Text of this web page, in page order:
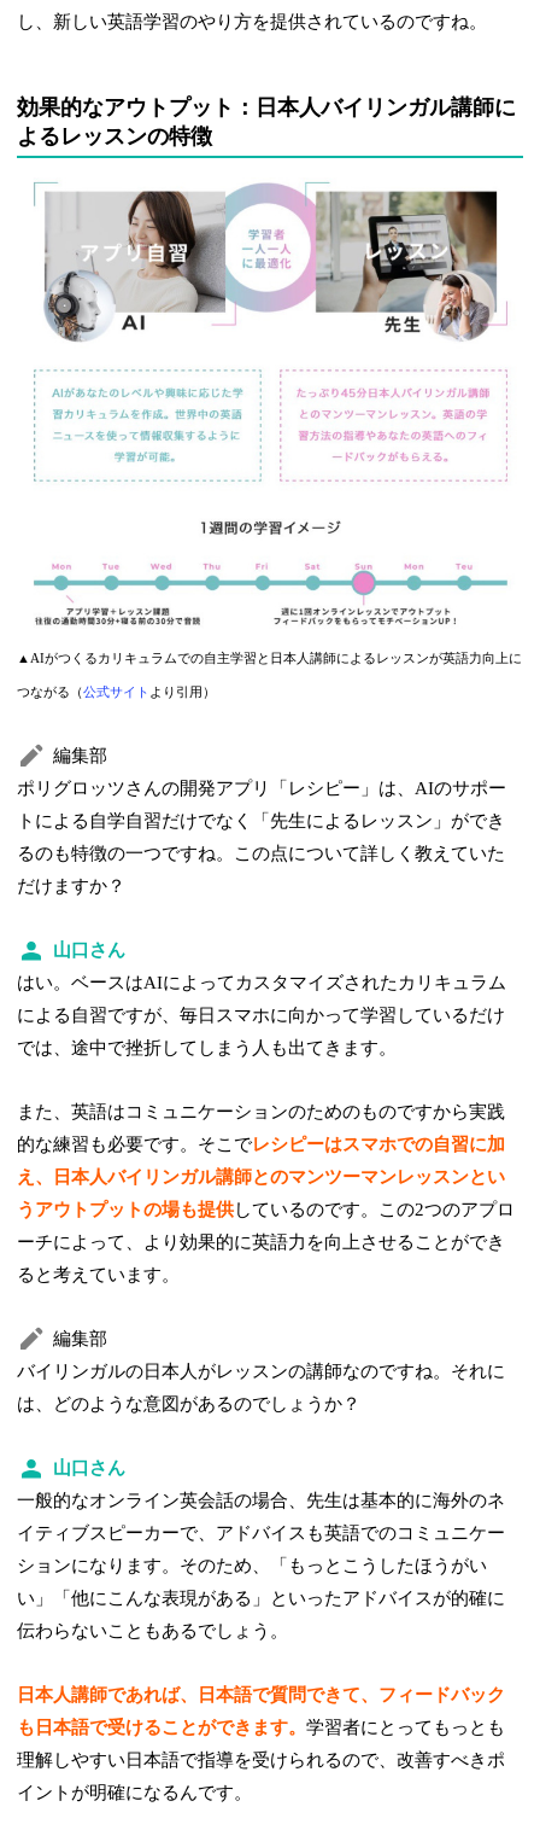
し、新しい英語学習のやり方を提供されているのですね。
効果的なアウトプット：日本人バイリンガル講師に
よるレッスンの特徴
▲AIがつくるカリキュラムでの自主学習と日本人講師によるレッスンが英語力向上に
つながる（公式サイト より引用）
編集部
ポリグロッツさんの開発アプリ「レシピー」は、AIのサポー
トによる自学自習だけでなく「先生によるレッスン」ができ
るのも特徴の一つですね。この点について詳しく教えていた
だけますか？
山口さん
はい。ベースはAIによってカスタマイズされたカリキュラム
による自習ですが、毎日スマホに向かって学習しているだけ
では、途中で挫折してしまう人も出てきます。
また、英語はコミュニケーションのためのものですから実践
的な練習も必要です。そこでレシピーはスマホでの自習に加
え、日本人バイリンガル講師とのマンツーマンレッスンとい
うアウトプットの場も提供しているのです。この2つのアプロ
ーチによって、より効果的に英語力を向上させることができ
ると考えています。
編集部
バイリンガルの日本人がレッスンの講師なのですね。それに
は、どのような意図があるのでしょうか？
山口さん
一般的なオンライン英会話の場合、先生は基本的に海外のネ
イティブスピーカーで、アドバイスも英語でのコミュニケー
ションになります。そのため、「もっとこうしたほうがい
い」「他にこんな表現がある」といったアドバイスが的確に
伝わらないこともあるでしょう。
日本人講師であれば、日本語で質問できて、フィードバック
も日本語で受けることができます。学習者にとってもっとも
理解しやすい日本語で指導を受けられるので、改善すべきポ
イントが明確になるんです。